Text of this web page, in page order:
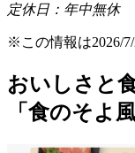
定休日：年中無休
※この情報は2026/
おいしさと
「食のそよ風